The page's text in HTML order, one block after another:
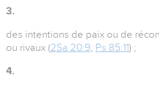
3.
des intentions de paix ou de
ou rivaux (2Sa 20:9, Ps 85:11) ;
4.